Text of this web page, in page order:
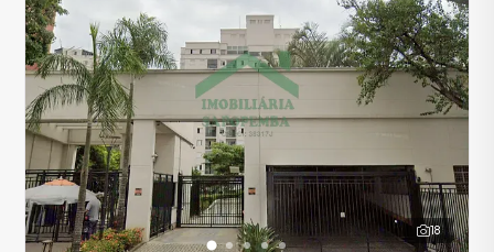
18